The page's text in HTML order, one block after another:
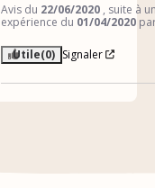
Avis du 22/06/2020 , suite à
expérience du 01/04/2020
Utile(0) Signaler